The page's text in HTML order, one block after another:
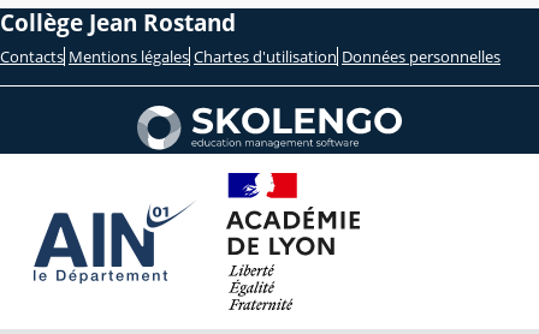
Collège Jean Rostand
Contacts Mentions légales Chartes d'utilisation Données personnelles